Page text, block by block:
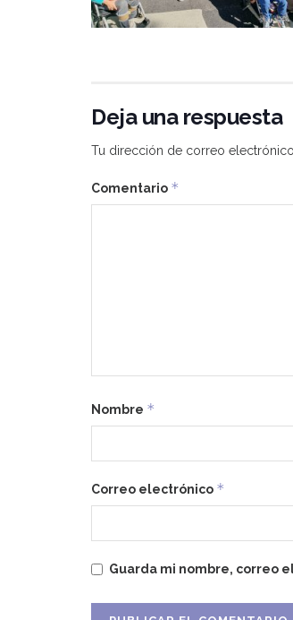
Deja una respuesta
Tu dirección de correo
Comentario *
Nombre *
Correo electrónico *
Guarda mi nombre, correo